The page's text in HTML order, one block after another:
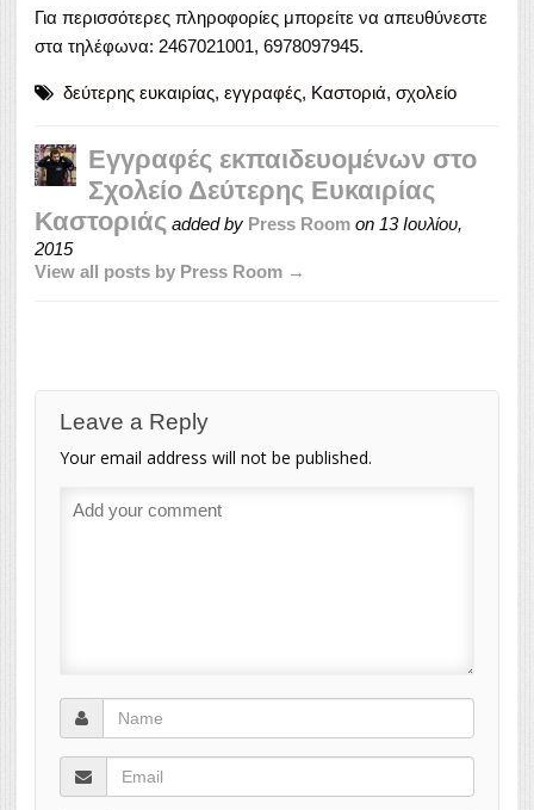
Για περισσότερες πληροφορίες μπορείτε να απευθύνεστε
στα τηλέφωνα: 2467021001, 6978097945.
δεύτερης ευκαιρίας, εγγραφές, Καστοριά, σχολείο
Εγγραφές εκπαιδευομένων στο
Σχολείο Δεύτερης Ευκαιρίας
Καστοριάς added by Press Room on 13 Ιουλίου,
2015
View all posts by Press Room →
Leave a Reply
Your email address will not be published.